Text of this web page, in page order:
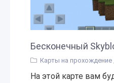
Бесконечный
Карты на прохождение
На этой карте вам